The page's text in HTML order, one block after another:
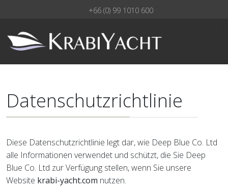
+66 (0) 99 1010 600
Datenschutzrichtlinie
Diese Datenschutzrichtlinie legt dar, wie Deep Blue Co. Ltd
alle Informationen verwendet und schützt, die Sie Deep
Blue Co. Ltd zur Verfügung stellen, wenn Sie unsere
Website krabi-yacht.com nutzen.